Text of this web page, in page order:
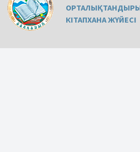
КІТАПХАНА ЖҮЙЕСІ